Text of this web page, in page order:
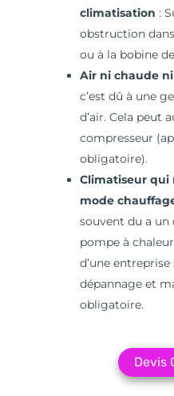
climatisation :
obstruction
ou à la bobine
Air ni chaude
c’est dû à une
d’air. Cela peut
compresseur
obligatoire).
Climatiseur qui
mode
souvent du a
pompe à
d’une
dépannage et
obligatoire.
Devis